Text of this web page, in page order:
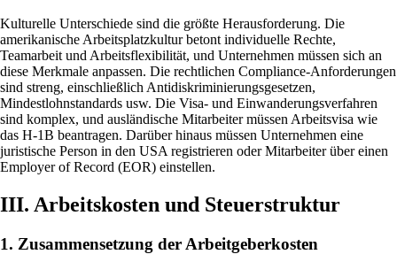
Kulturelle Unterschiede sind die größte Herausforderung. Die
amerikanische Arbeitsplatzkultur betont individuelle Rechte,
Teamarbeit und Arbeitsflexibilität, und Unternehmen müssen sich an
diese Merkmale anpassen. Die rechtlichen Compliance-Anforderungen
sind streng, einschließlich Antidiskriminierungsgesetzen,
Mindestlohnstandards usw. Die Visa- und Einwanderungsverfahren
sind komplex, und ausländische Mitarbeiter müssen Arbeitsvisa wie
das H-1B beantragen. Darüber hinaus müssen Unternehmen eine
juristische Person in den USA registrieren oder Mitarbeiter über einen
Employer of Record (EOR) einstellen.
III. Arbeitskosten und Steuerstruktur
1. Zusammensetzung der Arbeitgeberkosten